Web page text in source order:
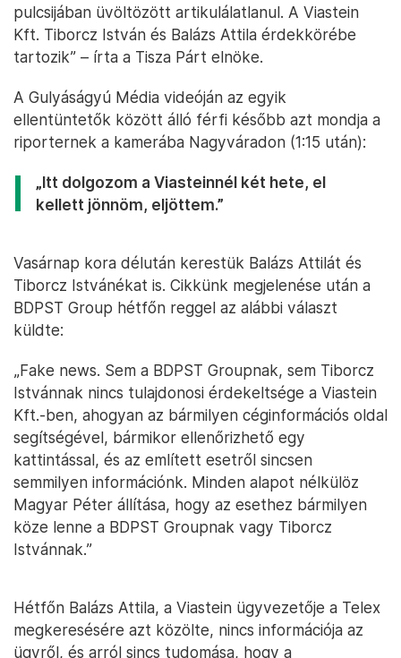
pulcsijában üvöltözött artikulálatlanul. A Viastein
Kft. Tiborcz István és Balázs Attila érdekkörébe
tartozik” – írta a Tisza Párt elnöke.
A Gulyáságyú Média videóján az egyik
ellentüntetők között álló férfi később azt mondja a
riporternek a kamerába Nagyváradon (1:15 után):
„Itt dolgozom a Viasteinnél két hete, el
kellett jönnöm, eljöttem.”
Vasárnap kora délután kerestük Balázs Attilát és
Tiborcz Istvánékat is. Cikkünk megjelenése után a
BDPST Group hétfőn reggel az alábbi választ
küldte:
„Fake news. Sem a BDPST Groupnak, sem Tiborcz
Istvánnak nincs tulajdonosi érdekeltsége a Viastein
Kft.-ben, ahogyan az bármilyen céginformációs oldal
segítségével, bármikor ellenőrizhető egy
kattintással, és az említett esetről sincsen
semmilyen információnk. Minden alapot nélkülöz
Magyar Péter állítása, hogy az esethez bármilyen
köze lenne a BDPST Groupnak vagy Tiborcz
Istvánnak.”
Hétfőn Balázs Attila, a Viastein ügyvezetője a Telex
megkeresésére azt közölte, nincs információja az
ügyről, és arról sincs tudomása, hogy a